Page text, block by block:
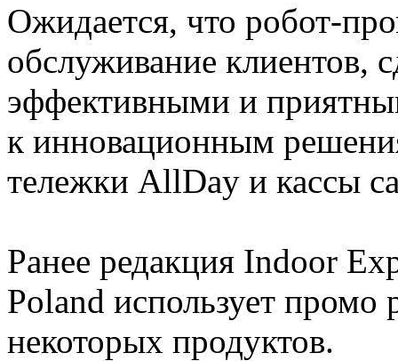
Ожидается, что робот-
обслуживание клиентов,
эффективными и
к инновационным
тележки AllDay и кассы
Ранее редакция Indoor
Poland использует промо
некоторых продуктов.